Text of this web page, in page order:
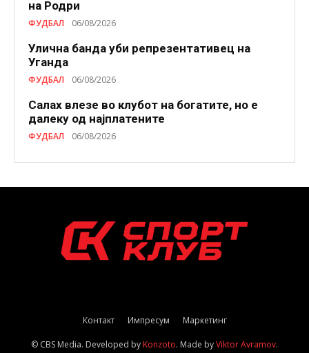
на Родри
ФУДБАЛ 06/08/2026
Улична банда уби репрезентативец на
Уганда
ФУДБАЛ 06/08/2026
Салах влезе во клубот на богатите, но е
далеку од најплатените
ФУДБАЛ 06/08/2026
Контакт Импресум Маркетинг
© CBS Media. Developed byKonzoto. Made byViktor Avramov.